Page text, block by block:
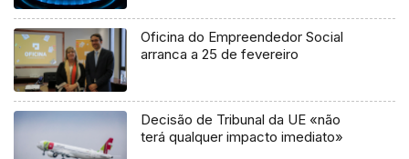
Oficina do Empreendedor Social
arranca a 25 de fevereiro
Decisão de Tribunal da UE «não
terá qualquer impacto imediato»